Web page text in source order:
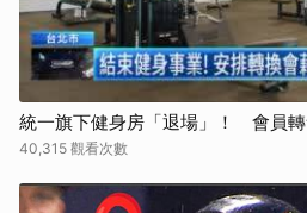
統一旗下健身房「退場」！ 會員
40,315 觀看次數